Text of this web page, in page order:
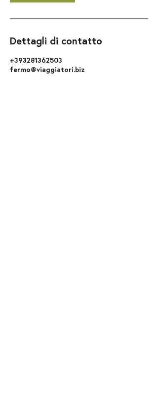
Dettagli di contatto
+393281362503
fermo@viaggiatori.biz